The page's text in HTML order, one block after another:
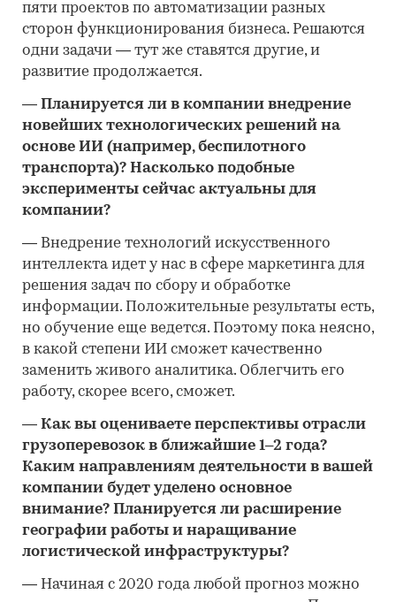
пяти проектов по автоматизации разных
сторон функционирования бизнеса. Решаются
одни задачи — тут же ставятся другие, и
развитие продолжается.
— Планируется ли в компании внедрение
новейших технологических решений на
основе ИИ (например, беспилотного
транспорта)? Насколько подобные
эксперименты сейчас актуальны для
компании?
— Внедрение технологий искусственного
интеллекта идет у нас в сфере маркетинга для
решения задач по сбору и обработке
информации. Положительные результаты есть,
но обучение еще ведется. Поэтому пока неясно,
в какой степени ИИ сможет качественно
заменить живого аналитика. Облегчить его
работу, скорее всего, сможет.
— Как вы оцениваете перспективы отрасли
грузоперевозок в ближайшие 1–2 года?
Каким направлениям деятельности в вашей
компании будет уделено основное
внимание? Планируется ли расширение
географии работы и наращивание
логистической инфраструктуры?
— Начиная с 2020 года любой прогноз можно